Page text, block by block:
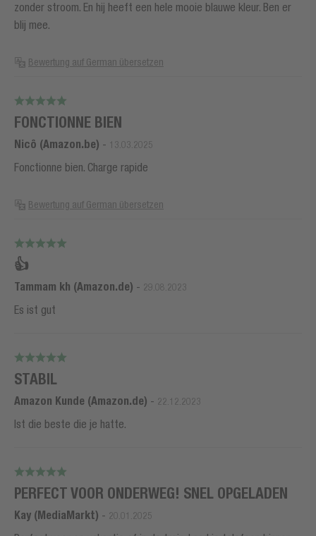
zonder stroom. En hij heeft een hele mooie blauwe kleur. Ben er
blij mee.
Bewertung auf German übersetzen
FONCTIONNE BIEN
Nicô (Amazon.be) - 13.03.2025
Fonctionne bien. Charge rapide
Bewertung auf German übersetzen
👍
Tammam kh (Amazon.de) - 29.08.2023
Es ist gut
STABIL
Amazon Kunde (Amazon.de) - 22.12.2023
Ist die beste die je hatte.
PERFECT VOOR ONDERWEG! SNEL OPGELADEN
Kay (MediaMarkt) - 20.01.2025